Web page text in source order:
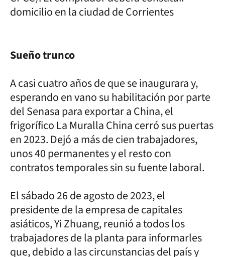
domicilio en la ciudad de Corrientes
Sueño trunco
A casi cuatro años de que se inaugurara y,
esperando en vano su habilitación por parte
del Senasa para exportar a China, el
frigorífico La Muralla China cerró sus puertas
en 2023. Dejó a más de cien trabajadores,
unos 40 permanentes y el resto con
contratos temporales sin su fuente laboral.
El sábado 26 de agosto de 2023, el
presidente de la empresa de capitales
asiáticos, Yi Zhuang, reunió a todos los
trabajadores de la planta para informarles
que, debido a las circunstancias del país y